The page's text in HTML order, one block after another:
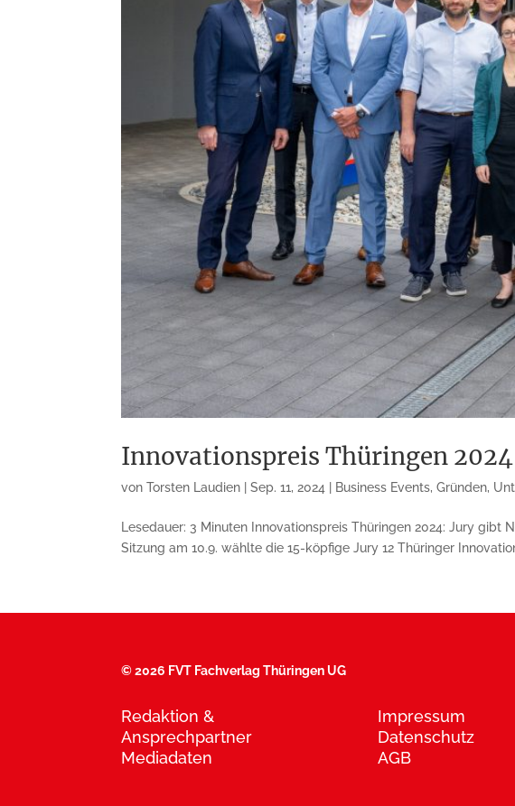
Innovationspreis Thüringen
vonTorsten Laudien |Sep. 11, 2024 | Business Events,Gründen,
Lesedauer: 3 Minuten Innovationspreis Thüringen 2024: Jury gibt
Sitzung am 10.9. wählte die 15-köpfige Jury 12 Thüringer
©2026 FVT Fachverlag Thüringen UG
Redaktion &
Ansprechpartner
Mediadaten
Impressum
Datenschutz
AGB